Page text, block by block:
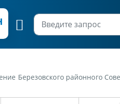
Березовского районного Совета депутатов от